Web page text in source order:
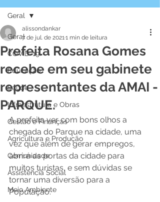
Geral
COVID-19
Educação
Saúde
Infraestrutura e Obras
Gestão e Finanças
Agricultura e Produção
Comunidade
Assistência Social
Meio Ambiente
Geral
Prefeita Rosana Gomes
recebe em seu gabinete
representantes da AMAI -
PARQUE.
alissondankar
7 de jul. de 20211 min de leitura
A prefeita ver com bons olhos a
chegada do Parque na cidade, uma
vez que além de gerar empregos,
abrirá as portas da cidade para
muitos turistas, e sem dúvidas se
tornar uma diversão para a
População.